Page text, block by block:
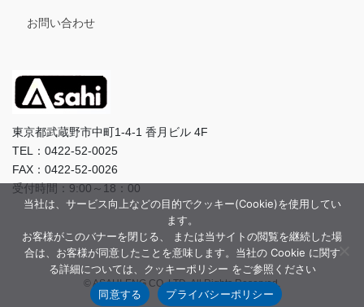
お問い合わせ
東京都武蔵野市中町1-4-1 香月ビル 4F
TEL：0422-52-0025
FAX：0422-52-0026
受付時間：9:00～18：00
© ASAHI-ENG CO.,LTD. All Rights Reserved.
当社は、サービス向上などの目的でクッキー(Cookie)を使用してい
ます。
お客様がこのバナーを閉じる、 または当サイトの閲覧を継続した場
合は、お客様が同意したことを意味します。当社の Cookie に関す
る詳細については、クッキーポリシー をご参照ください
同意する
プライバシーポリシー